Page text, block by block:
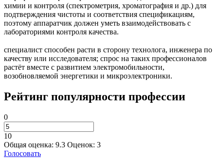
химии и контроля (спектрометрия, хроматография и др.) для
подтверждения чистоты и соответствия спецификациям,
поэтому аппаратчик должен уметь взаимодействовать с
лабораториями контроля качества.
специалист способен расти в сторону технолога, инженера по
качеству или исследователя; спрос на таких профессионалов
растёт вместе с развитием электромобильности,
возобновляемой энергетики и микроэлектроники.
Рейтинг популярности профессии
0
10
Общая оценка: 9.3 Оценок: 3
Голосовать